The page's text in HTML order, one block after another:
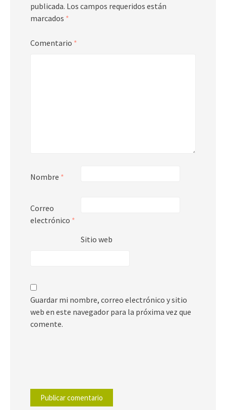
publicada. Los campos requeridos están
marcados *
Comentario *
Nombre *
Correo
electrónico *
Sitio web
Guardar mi nombre, correo electrónico y sitio
web en este navegador para la próxima vez que
comente.